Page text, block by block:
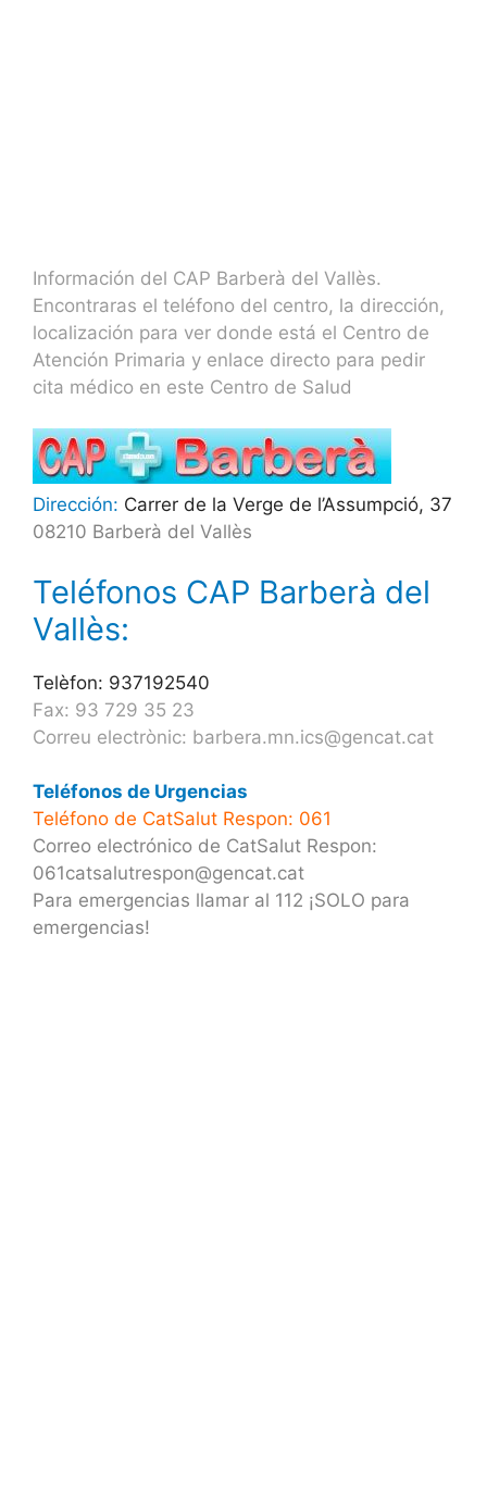
Información del CAP Barberà del Vallès.
Encontraras el teléfono del centro, la dirección,
localización para ver donde está el Centro de
Atención Primaria y enlace directo para pedir
cita médico en este Centro de Salud
Dirección: Carrer de la Verge de l’Assumpció, 37
08210 Barberà del Vallès
Teléfonos CAP Barberà del
Vallès:
Telèfon: 937192540
Fax: 93 729 35 23
Correu electrònic: barbera.mn.ics@gencat.cat
Teléfonos de Urgencias
Teléfono de CatSalut Respon: 061
Correo electrónico de CatSalut Respon:
061catsalutrespon@gencat.cat
Para emergencias llamar al 112 ¡SOLO para
emergencias!